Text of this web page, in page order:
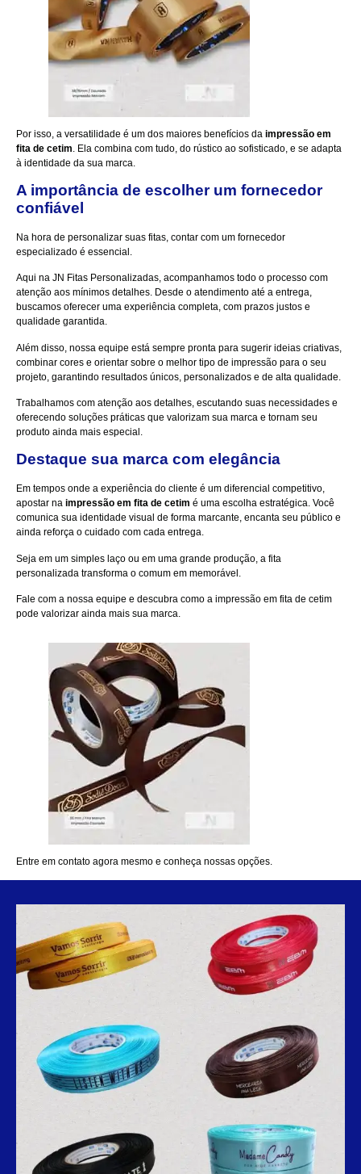
Por isso, a versatilidade é um dos maiores benefícios da impressão em
fita de cetim . Ela combina com tudo, do rústico ao sofisticado, e se adapta
à identidade da sua marca.
A importância de escolher um fornecedor
confiável
Na hora de personalizar suas fitas, contar com um fornecedor
especializado é essencial.
Aqui na JN Fitas Personalizadas, acompanhamos todo o processo com
atenção aos mínimos detalhes. Desde o atendimento até a entrega,
buscamos oferecer uma experiência completa, com prazos justos e
qualidade garantida.
Além disso, nossa equipe está sempre pronta para sugerir ideias criativas,
combinar cores e orientar sobre o melhor tipo de impressão para o seu
projeto, garantindo resultados únicos, personalizados e de alta qualidade.
Trabalhamos com atenção aos detalhes, escutando suas necessidades e
oferecendo soluções práticas que valorizam sua marca e tornam seu
produto ainda mais especial.
Destaque sua marca com elegância
Em tempos onde a experiência do cliente é um diferencial competitivo,
apostar na impressão em fita de cetim é uma escolha estratégica. Você
comunica sua identidade visual de forma marcante, encanta seu público e
ainda reforça o cuidado com cada entrega.
Seja em um simples laço ou em uma grande produção, a fita
personalizada transforma o comum em memorável.
Fale com a nossa equipe e descubra como a impressão em fita de cetim
pode valorizar ainda mais sua marca.
Entre em contato agora mesmo e conheça nossas opções.